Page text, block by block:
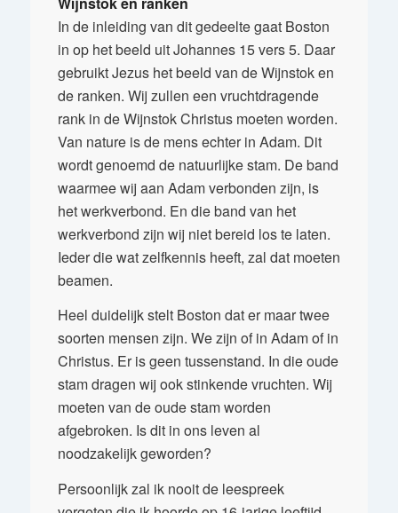
In de inleiding van dit gedeelte gaat Boston
in op het beeld uit Johannes 15 vers 5. Daar
gebruikt Jezus het beeld van de Wijnstok en
de ranken. Wij zullen een vruchtdragende
rank in de Wijnstok Christus moeten worden.
Van nature is de mens echter in Adam. Dit
wordt genoemd de natuurlijke stam. De band
waarmee wij aan Adam verbonden zijn, is
het werkverbond. En die band van het
werkverbond zijn wij niet bereid los te laten.
Ieder die wat zelfkennis heeft, zal dat moeten
beamen.
Heel duidelijk stelt Boston dat er maar twee
soorten mensen zijn. We zijn of in Adam of in
Christus. Er is geen tussenstand. In die oude
stam dragen wij ook stinkende vruchten. Wij
moeten van de oude stam worden
afgebroken. Is dit in ons leven al
noodzakelijk geworden?
Persoonlijk zal ik nooit de leespreek